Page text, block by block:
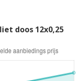
doos 12x0,25